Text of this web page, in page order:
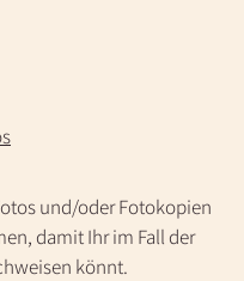
und/oder Fotokopien
damit Ihr im Fall der
könnt.